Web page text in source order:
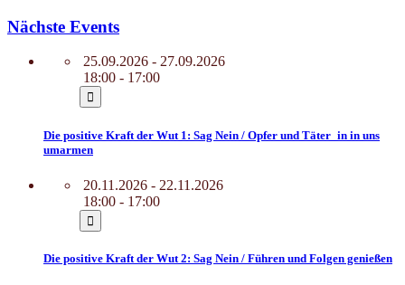
Nächste Events
25.09.2026 - 27.09.2026
18:00 - 17:00
Die positive Kraft der Wut 1: Sag Nein / Opfer und Täter_in in uns
umarmen
20.11.2026 - 22.11.2026
18:00 - 17:00
Die positive Kraft der Wut 2: Sag Nein / Führen und Folgen genießen